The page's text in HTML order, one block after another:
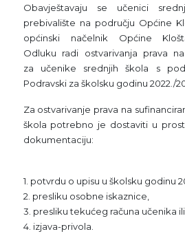
Obavještavaju se učenici
prebivalište na području Općine
općinski načelnik Općine
Odluku
radi ostvarivanja prava na
za
učenike
srednjih škola s
Podravski za školsku godinu 2022./
Za ostvarivanje prava na sufinan
škola potrebno je dostaviti u
dokumentaciju:
1. potvrdu o upisu u školsku godinu
2. presliku osobne iskaznice,
3. presliku tekućeg računa učenika
4. izjava-privola.